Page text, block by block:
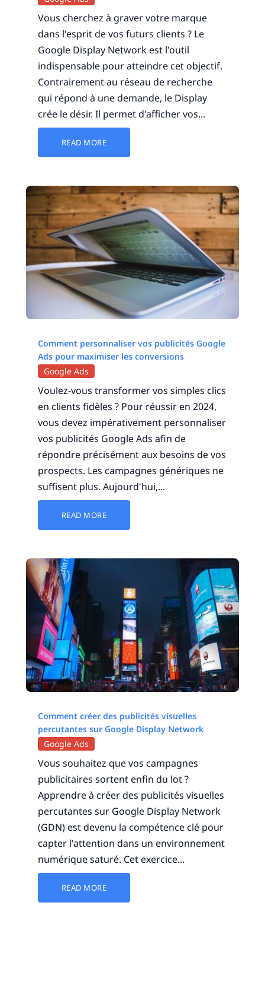
Vous cherchez à graver votre marque
dans l'esprit de vos futurs clients ? Le
Google Display Network est l'outil
indispensable pour atteindre cet objectif.
Contrairement au réseau de recherche
qui répond à une demande, le Display
crée le désir. Il permet d'afficher vos...
READ MORE
Comment personnaliser vos publicités Google
Ads pour maximiser les conversions
Google Ads
Voulez-vous transformer vos simples clics
en clients fidèles ? Pour réussir en 2024,
vous devez impérativement personnaliser
vos publicités Google Ads afin de
répondre précisément aux besoins de vos
prospects. Les campagnes génériques ne
suffisent plus. Aujourd'hui,...
READ MORE
Comment créer des publicités visuelles
percutantes sur Google Display Network
Google Ads
Vous souhaitez que vos campagnes
publicitaires sortent enfin du lot ?
Apprendre à créer des publicités visuelles
percutantes sur Google Display Network
(GDN) est devenu la compétence clé pour
capter l'attention dans un environnement
numérique saturé. Cet exercice...
READ MORE